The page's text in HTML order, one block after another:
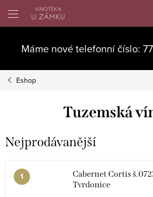
obsah
Máme nové telefonní číslo:
Eshop
Tuzemská
Nejprodávanější
Cabernet Cortis
Tvrdonice